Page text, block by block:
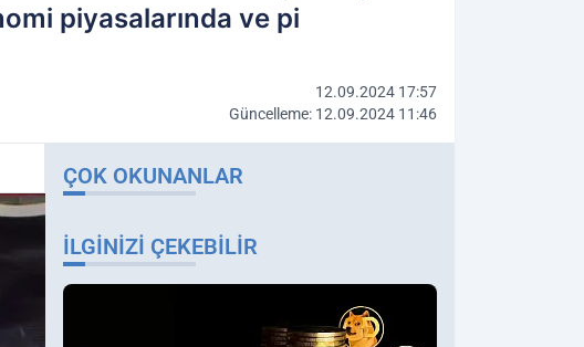
piyasalarında ve pi
12.09.2024 17:57
Güncelleme: 12.09.2024 11:46
ÇOK OKUNANLAR
İLGINIZI ÇEKEBILIR